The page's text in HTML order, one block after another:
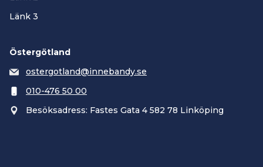
Länk 3
Östergötland
ostergotland@innebandy.se
010-476 50 00
Besöksadress: Fastes Gata 4 582 78 Linköping